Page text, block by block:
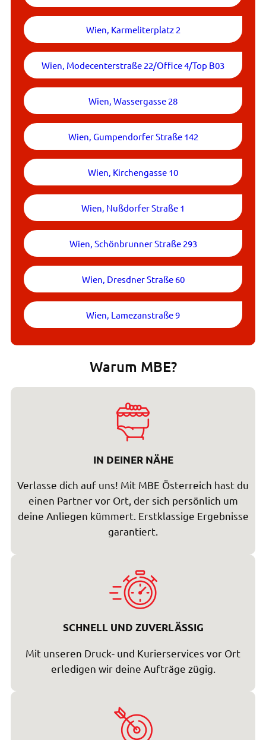
Wien, Karmeliterplatz 2
Wien, Modecenterstraße 22/Office 4/Top B03
Wien, Wassergasse 28
Wien, Gumpendorfer Straße 142
Wien, Kirchengasse 10
Wien, Nußdorfer Straße 1
Wien, Schönbrunner Straße 293
Wien, Dresdner Straße 60
Wien, Lamezanstraße 9
Warum MBE?
IN DEINER NÄHE
Verlasse dich auf uns! Mit MBE Österreich hast du
einen Partner vor Ort, der sich persönlich um
deine Anliegen kümmert. Erstklassige Ergebnisse
garantiert.
SCHNELL UND ZUVERLÄSSIG
Mit unseren Druck- und Kurierservices vor Ort
erledigen wir deine Aufträge zügig.